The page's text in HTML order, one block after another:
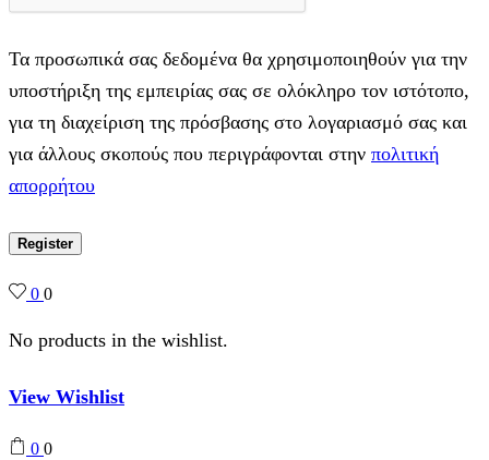
Τα προσωπικά σας δεδομένα θα χρησιμοποιηθούν για την
υποστήριξη της εμπειρίας σας σε ολόκληρο τον ιστότοπο,
για τη διαχείριση της πρόσβασης στο λογαριασμό σας και
για άλλους σκοπούς που περιγράφονται στην πολιτική
απορρήτου
Register
0 0
No products in the wishlist.
View Wishlist
0 0